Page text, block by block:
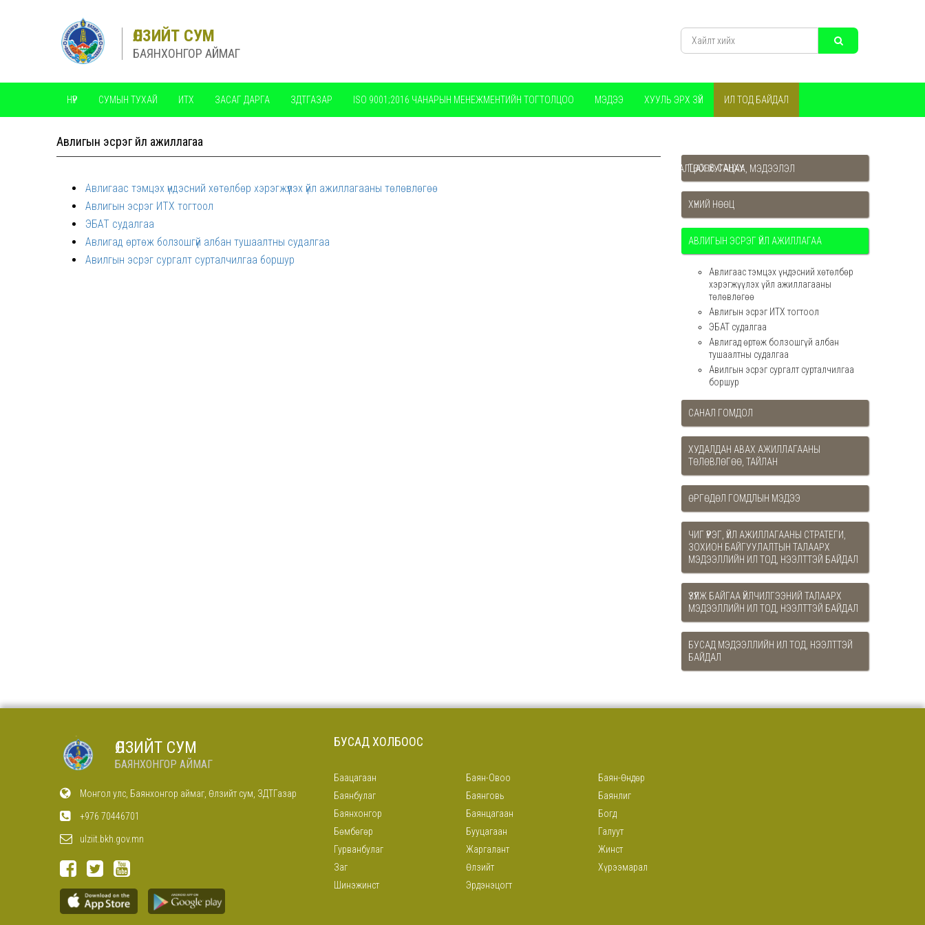
ӨЛЗИЙТ СУМ
БАЯНХОНГОР АЙМАГ
НҮҮР СУМЫН ТУХАЙ ИТХ ЗАСАГ ДАРГА ЗДТГАЗАР ISO 9001;2016 ЧАНАРЫН МЕНЕЖМЕНТИЙН ТОГТОЛЦОО МЭДЭЭ ХУУЛЬ ЭРХ ЗҮЙ ИЛ ТОД БАЙДАЛ
МЭДЭЭЛЭЛ ХАРИУЦАГЧИЙН ЗАРДЛААР СУРАЛЦАГЧИЙН ЭЦЭГ /ЭХ/-ИЙН НЭР, ӨӨРИЙН НЭР, СУРАЛЦАЖ БАЙГАА УЛС, СУРГУУЛИЙН НЭР, МЭРГЭЖИЛ, СУРАЛЦАХ ХУГАЦАА, МЭДЭЭЛЭЛ
ХАРИУЦАГЧААС САНХҮҮЖҮҮЛСЭН СУРГАЛТЫН ЗАРДЛЫН ДҮН, ГЭРЭЭНИЙ ХЭРЭГЖИЛТ
Авлигын эсрэг үйл ажиллагаа
Авлигаас тэмцэх үндэсний хөтөлбөр хэрэгжүүлэх үйл ажиллагааны төлөвлөгөө
Авлигын эсрэг ИТХ тогтоол
ЭБАТ судалгаа
Авлигад өртөж болзошгүй албан тушаалтны судалгаа
Авилгын эсрэг сургалт сурталчилгаа боршур
ТӨСӨВ САНХҮҮ
ХҮНИЙ НӨӨЦ
АВЛИГЫН ЭСРЭГ ҮЙЛ АЖИЛЛАГАА
Авлигаас тэмцэх үндэсний хөтөлбөр
хэрэгжүүлэх үйл ажиллагааны
төлөвлөгөө
Авлигын эсрэг ИТХ тогтоол
ЭБАТ судалгаа
Авлигад өртөж болзошгүй албан
тушаалтны судалгаа
Авилгын эсрэг сургалт сурталчилгаа
боршур
САНАЛ ГОМДОЛ
ХУДАЛДАН АВАХ АЖИЛЛАГААНЫ
ТӨЛӨВЛӨГӨӨ, ТАЙЛАН
ӨРГӨДӨЛ ГОМДЛЫН МЭДЭЭ
ЧИГ ҮҮРЭГ, ҮЙЛ АЖИЛЛАГААНЫ СТРАТЕГИ,
ЗОХИОН БАЙГУУЛАЛТЫН ТАЛААРХ
МЭДЭЭЛЛИЙН ИЛ ТОД, НЭЭЛТТЭЙ БАЙДАЛ
ҮЗҮҮЛЖ БАЙГАА ҮЙЛЧИЛГЭЭНИЙ ТАЛААРХ
МЭДЭЭЛЛИЙН ИЛ ТОД, НЭЭЛТТЭЙ БАЙДАЛ
БУСАД МЭДЭЭЛЛИЙН ИЛ ТОД, НЭЭЛТТЭЙ
БАЙДАЛ
ӨЛЗИЙТ СУМ
БАЯНХОНГОР АЙМАГ
Монгол улс, Баянхонгор аймаг, Өлзийт сум, ЗДТГазар
+976 70446701
ulziit.bkh.gov.mn
БУСАД ХОЛБООС
Баацагаан Баян-Овоо
Баян-Өндөр
Баянбулаг
Баянговь
Баянлиг
Баянхонгор
Баянцагаан
Богд
Бөмбөгөр
Бууцагаан
Галуут
Гурванбулаг
Жаргалант
Жинст
Заг
Өлзийт
Хүрээмарал
Шинэжинст
Эрдэнэцогт